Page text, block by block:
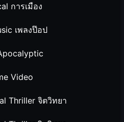
การเมือง
เพลงป๊อป
Video
Thriller จิตวิทยา